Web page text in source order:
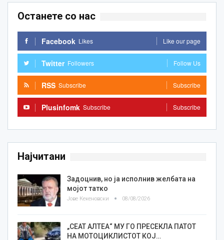
Останете со нас
Facebook Likes Like our page
Twitter Followers Follow Us
RSS Subscribe Subscribe
Plusinfomk Subscribe Subscribe
Најчитани
Задоцнив, но ја исполнив желбата на
мојот татко
Јове Кекеновски 08/08/2026
„СЕАТ АЛТЕА“ МУ ГО ПРЕСЕКЛА ПАТОТ
НА МОТОЦИКЛИСТОТ КОЈ…